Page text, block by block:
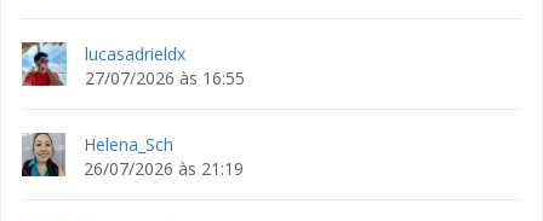
lucasadrieldx
27/07/2026 às 16:55
Helena_Sch
26/07/2026 às 21:19